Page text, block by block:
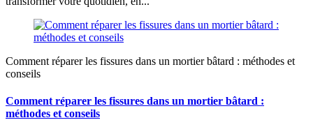
Comment réparer les fissures dans un mortier bâtard : méthodes et
conseils
Comment réparer les fissures dans un mortier bâtard :
méthodes et conseils